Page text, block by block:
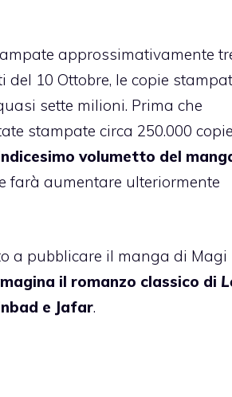
approssimativamente
10 Ottobre, le copie
sette milioni. Prima che
stampate circa 250.000
volumetto del
farà aumentare ulteriormente
a pubblicare il manga di Magi
il romanzo classico di
e Jafar.